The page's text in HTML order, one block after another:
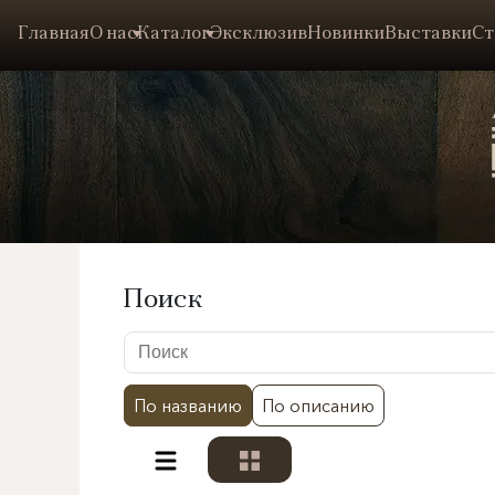
ГлавнаяО насКаталогЭксклюзивНовинкиВыставки
Поиск
По названию По описанию
Разделы